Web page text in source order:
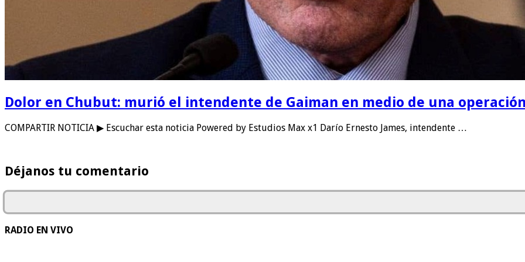
Dolor en Chubut: murió el intendente de Gaiman en medio de una
COMPARTIR NOTICIA ▶ Escuchar esta noticia Powered by Estudios Max x1 Darío Ernesto James, intendente …
Déjanos tu comentario
RADIO EN VIVO